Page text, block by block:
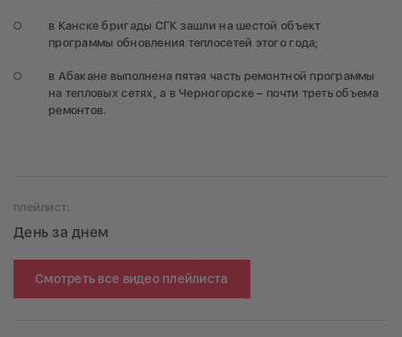
в Канске бригады СГК зашли на шестой объект
программы обновления теплосетей этого года;
в Абакане выполнена пятая часть ремонтной программы
на тепловых сетях, а в Черногорске – почти треть объема
ремонтов.
плейлист:
День за днем
Смотреть все видео плейлиста